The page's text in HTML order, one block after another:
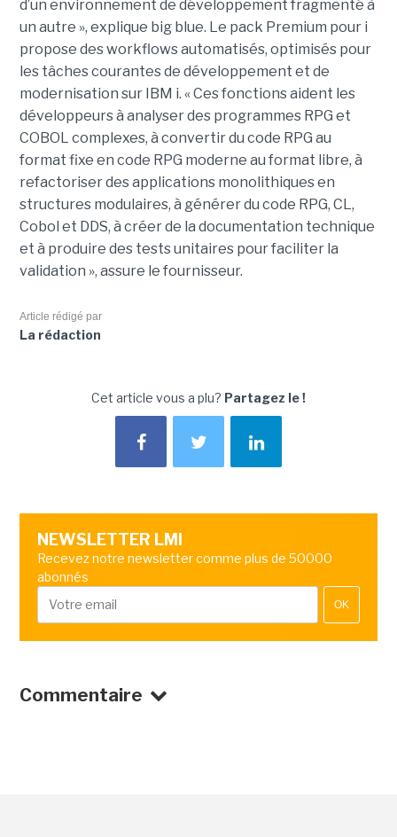
d’un environnement de développement fragmenté à
un autre », explique big blue. Le pack Premium pour i
propose des workflows automatisés, optimisés pour
les tâches courantes de développement et de
modernisation sur IBM i. « Ces fonctions aident les
développeurs à analyser des programmes RPG et
COBOL complexes, à convertir du code RPG au
format fixe en code RPG moderne au format libre, à
refactoriser des applications monolithiques en
structures modulaires, à générer du code RPG, CL,
Cobol et DDS, à créer de la documentation technique
et à produire des tests unitaires pour faciliter la
validation », assure le fournisseur.
Article rédigé par
La rédaction
Cet article vous a plu? Partagez le !
NEWSLETTER LMI
Recevez notre newsletter comme plus de 50000
abonnés
OK
Commentaire